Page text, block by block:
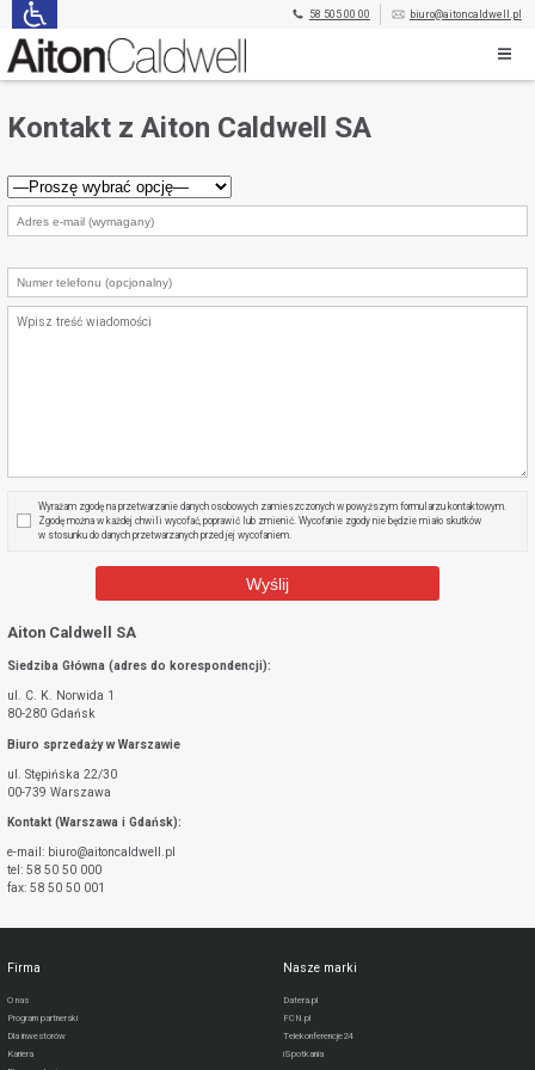
58 505 00 00 biuro@aitoncaldwell.pl
Kontakt z Aiton Caldwell SA
Wyrażam zgodę na przetwarzanie danych osobowych zamieszczonych w powyższym formularzu kontaktowym.
Zgodę można w każdej chwili wycofać, poprawić lub zmienić. Wycofanie zgody nie będzie miało skutków
w stosunku do danych przetwarzanych przed jej wycofaniem.
Aiton Caldwell SA
Siedziba Główna (adres do korespondencji):
ul. C. K. Norwida 1
80-280 Gdańsk
Biuro sprzedaży w Warszawie
ul. Stępińska 22/30
00-739 Warszawa
Kontakt (Warszawa i Gdańsk):
e-mail: biuro@aitoncaldwell.pl
tel: 58 50 50 000
fax: 58 50 50 001
Firma
O nas
Program partnerski
Dla inwestorów
Kariera
Nasze marki
Datera.pl
FCN.pl
Telekonferencje24
iSpotkania